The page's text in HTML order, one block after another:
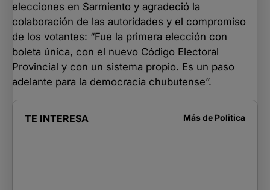
elecciones en Sarmiento y agradeció la
colaboración de las autoridades y el compromiso
de los votantes: “Fue la primera elección con
boleta única, con el nuevo Código Electoral
Provincial y con un sistema propio. Es un paso
adelante para la democracia chubutense”.
TE INTERESA Más de Politica